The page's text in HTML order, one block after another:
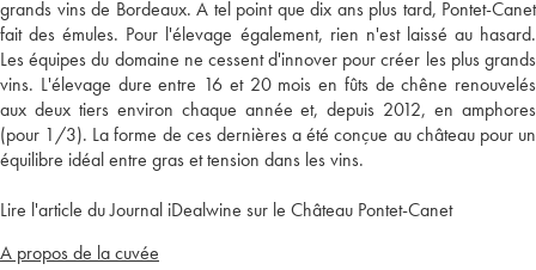
grands vins de Bordeaux. A tel point que dix ans plus tard, Pontet-Canet
fait des émules. Pour l'élevage également, rien n'est laissé au hasard.
Les équipes du domaine ne cessent d'innover pour créer les plus grands
vins. L'élevage dure entre 16 et 20 mois en fûts de chêne renouvelés
aux deux tiers environ chaque année et, depuis 2012, en amphores
(pour 1/3). La forme de ces dernières a été conçue au château pour un
équilibre idéal entre gras et tension dans les vins.
Lire l'article du Journal iDealwine sur le Château Pontet-Canet
A propos de la cuvée